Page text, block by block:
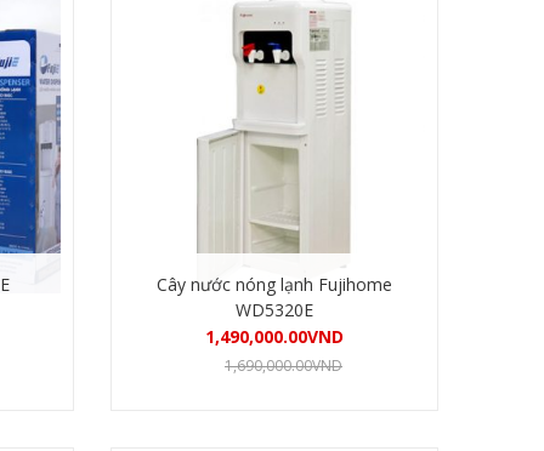
Cây nước nóng lạnh Fujihome
WD5320E
1,490,000.00VND
1,690,000.00VND